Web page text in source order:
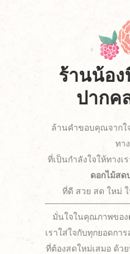
ร้านน้อ
ปากค
ล้านคำขอบคุณจากใ
ทา
ที่เป็นกำลังใจให้ทางเ
ดอกไม้สด
ที่ดี สวย สด ใหม่
มั่นใจในคุณภาพของ
เราใส่ใจกับทุกยอดกา
ที่ต้องสดใหม่เสมอ ด้ว